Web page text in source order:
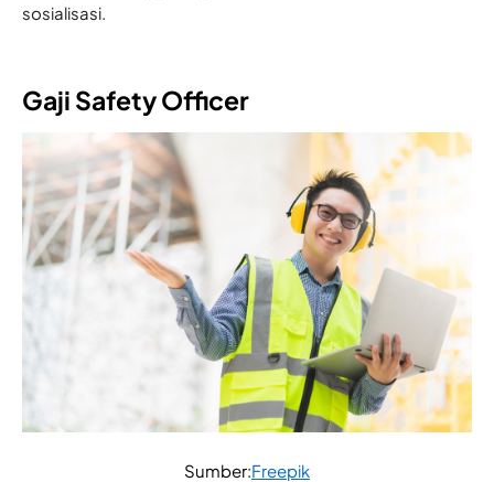
sosialisasi.
Gaji Safety Officer
Sumber:Freepik